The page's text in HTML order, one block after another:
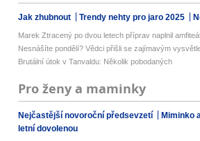
Jak zhubnout Trendy nehty pro jaro 2025
Marek Ztracený po dvou letech příprav naplnil
Nesnášíte pondělí? Vědci přišli se zajímavým
Brutální útok v Tanvaldu: Několik pobodaných
Pro ženy a maminky
Nejčastější novoroční předsevzetí Miminko
letní dovolenou